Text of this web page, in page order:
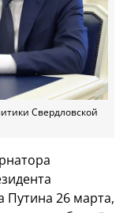
Свердловской
Путина 26 марта,